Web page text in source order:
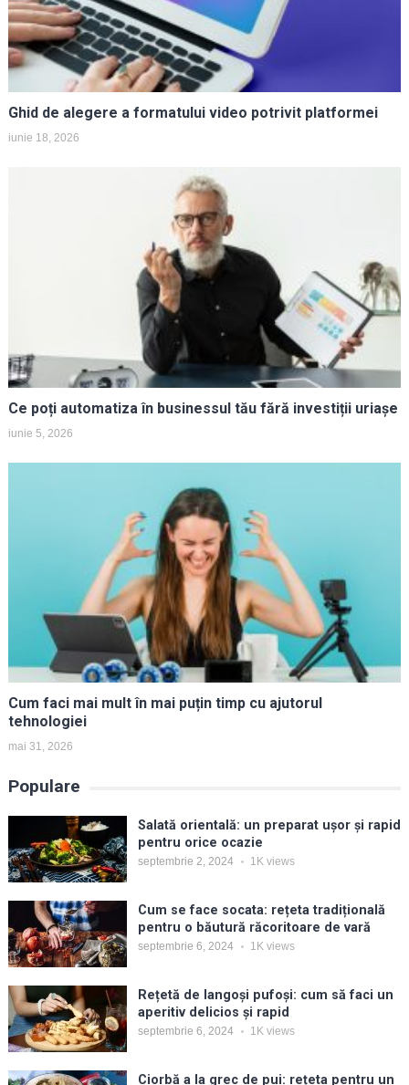
Ghid de alegere a formatului video potrivit platformei
iunie 18, 2026
Ce poți automatiza în businessul tău fără investiții uriașe
iunie 5, 2026
Cum faci mai mult în mai puțin timp cu ajutorul
tehnologiei
mai 31, 2026
Populare
Salată orientală: un preparat ușor și rapid
pentru orice ocazie
septembrie 2, 2024 1Kviews
Cum se face socata: rețeta tradițională
pentru o băutură răcoritoare de vară
septembrie 6, 2024 1Kviews
Rețetă de langoși pufoși: cum să faci un
aperitiv delicios și rapid
septembrie 6, 2024 1Kviews
Ciorbă a la grec de pui: rețeta pentru un